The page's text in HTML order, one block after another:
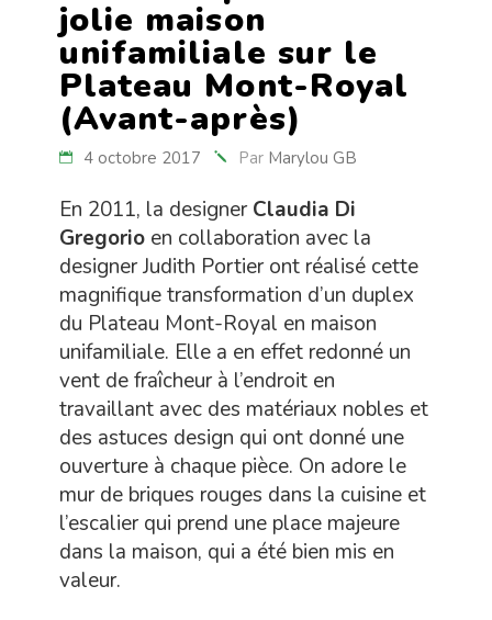
jolie maison
unifamiliale sur le
Plateau Mont-Royal
(Avant-après)
4 octobre 2017 Par Marylou GB
En 2011, la designerClaudia Di
Gregorio en collaboration avec la
designer Judith Portier ont réalisé cette
magnifique transformation d’un duplex
du Plateau Mont-Royal en maison
unifamiliale. Elle a en effet redonné un
vent de fraîcheur à l’endroit en
travaillant avec des matériaux nobles et
des astuces design qui ont donné une
ouverture à chaque pièce. On adore le
mur de briques rouges dans la cuisine et
l’escalier qui prend une place majeure
dans la maison, qui a été bien mis en
valeur.